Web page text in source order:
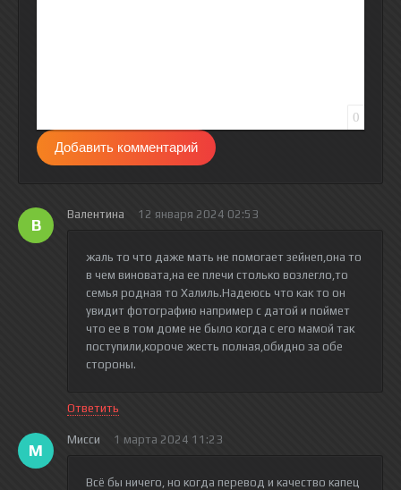
0
Добавить комментарий
В
Валентина 12 января 2024 02:53
жаль то что даже мать не помогает зейнеп,она то
в чем виновата,на ее плечи столько возлегло,то
семья родная то Халиль.Надеюсь что как то он
увидит фотографию например с датой и поймет
что ее в том доме не было когда с его мамой так
поступили,короче жесть полная,обидно за обе
стороны.
Ответить
М
Мисси 1 марта 2024 11:23
Всё бы ничего, но когда перевод и качество капец